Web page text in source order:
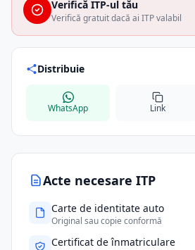
Acte necesare ITP
Carte de identitate auto
Original sau copie conformă
Certificat de înmatriculare
Verifică ITP-ul tău
Verifică gratuit dacă ai ITP valabil
Distribuie
WhatsApp Link